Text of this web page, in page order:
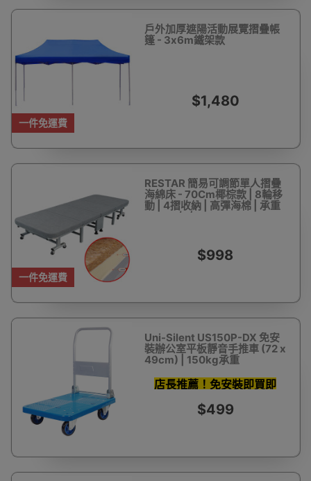
一件免運費
戶外加厚遮陽活動展覽摺疊帳
篷 - 3x6m鐵架款
$1,480
一件免運費
RESTAR 簡易可調節單人摺疊
海綿床 - 70Cm椰棕款 | 8輪移
動 | 4摺收納 | 高彈海棉 | 承重
150kg左右
$998
Uni-Silent US150P-DX 免安
裝辦公室平板靜音手推車 (72 x
49cm) | 150kg承重
店長推薦！免安裝即買即
$499